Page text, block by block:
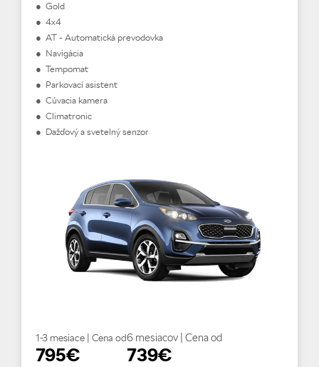
● Gold
● 4x4
● AT - Automatická prevodovka
● Navigácia
● Tempomat
● Parkovací asistent
● Cúvacia kamera
● Climatronic
● Dažďový a svetelný senzor
1-3 mesiace | Cena od
795€
6 mesiacov | Cena od
739€